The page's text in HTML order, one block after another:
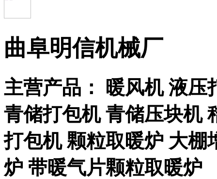
曲阜明信机械厂
主营产品： 暖风机 液压
青储打包机 青储压块机
打包机 颗粒取暖炉 大棚
炉 带暖气片颗粒取暖炉